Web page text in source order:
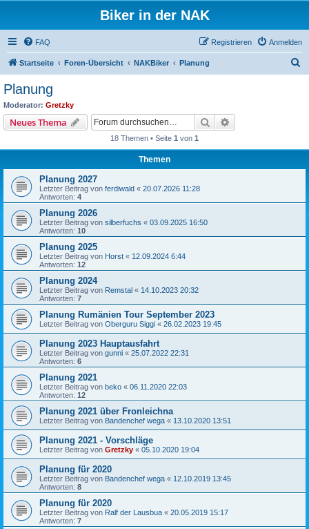
Biker in der NAK
FAQ Anmelden
Registrieren
Startseite Foren-Übersicht NAKBiker Planung
Planung
Moderator: Gretzky
Neues Thema Suche
18 Themen • Seite 1 von 1
Themen
Planung 2027
Letzter Beitrag von ferdiwald « 20.07.2026 11:28
Antworten: 4
Planung 2026
Letzter Beitrag von silberfuchs « 03.09.2025 16:50
Antworten: 10
Planung 2025
Letzter Beitrag von Horst « 12.09.2024 6:44
Antworten: 12
Planung 2024
Letzter Beitrag von Remstal « 14.10.2023 20:32
Antworten: 7
Planung Rumänien Tour September 2023
Letzter Beitrag von Oberguru Siggi « 26.02.2023 19:45
Planung 2023 Hauptausfahrt
Letzter Beitrag von gunni « 25.07.2022 22:31
Antworten: 6
Planung 2021
Letzter Beitrag von beko « 06.11.2020 22:03
Antworten: 12
Planung 2021 über Fronleichna
Letzter Beitrag von Bandenchef wega « 13.10.2020 13:51
Planung 2021 - Vorschläge
Letzter Beitrag von Gretzky « 05.10.2020 19:04
Planung für 2020
Letzter Beitrag von Bandenchef wega « 12.10.2019 13:45
Antworten: 8
Planung für 2020
Letzter Beitrag von Ralf der Lausbua « 20.05.2019 15:17
Antworten: 7